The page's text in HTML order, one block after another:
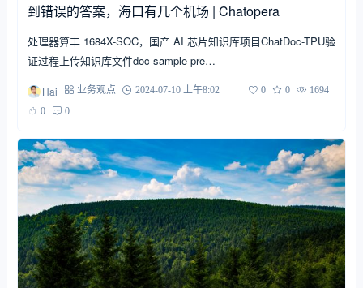
到错误的答案，海口有几个机场 | Chatopera
处理器算丰 1684X-SOC，国产 AI 芯片知识库项目ChatDoc-TPU验
证过程上传知识库文件doc-sample-pre…
Hai 业务观点 2024-07-10 上午8:02 0 0
1694
0
0